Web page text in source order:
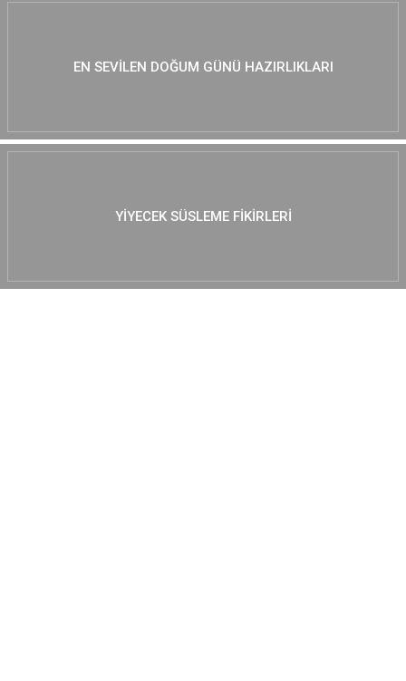
EN SEVILEN DOĞUM GÜNÜ HAZIRLIKLARI
YIYECEK SÜSLEME FIKIRLERI